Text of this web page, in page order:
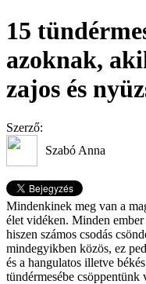
15
azoknak,
zajos és
Szerző:
Szabó Anna
Mindenkinek meg van a
élet vidéken. Minden
hiszen számos csodás
mindegyikben közös, ez
és a hangulatos illetve
tündérmesébe csöppentünk